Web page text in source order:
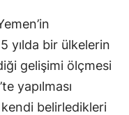
Muğla
Muş
Nevşehir
Niğde
yılda bir ülkelerin
gelişimi ölçmesi
yapılması
belirledikleri